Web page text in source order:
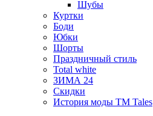
Шубы
Куртки
Боди
Юбки
Шорты
Праздничный стиль
Total white
ЗИМА 24
Скидки
История моды ТМ Tales